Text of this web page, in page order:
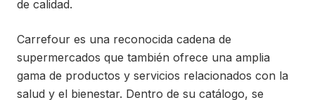
de calidad.
Carrefour es una reconocida cadena de
supermercados que también ofrece una amplia
gama de productos y servicios relacionados con la
salud y el bienestar. Dentro de su catálogo, se